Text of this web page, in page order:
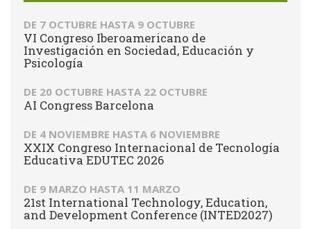
DE 7 OCTUBRE HASTA 9 OCTUBRE
VI Congreso Iberoamericano de
Investigación en Sociedad, Educación y
Psicología
DE 20 OCTUBRE HASTA 22 OCTUBRE
AI Congress Barcelona
DE 4 NOVIEMBRE HASTA 6 NOVIEMBRE
XXIX Congreso Internacional de Tecnología
Educativa EDUTEC 2026
DE 9 MARZO HASTA 11 MARZO
21st International Technology, Education,
and Development Conference (INTED2027)